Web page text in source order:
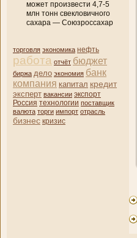
может произвести 4,7-5
млн тонн свекловичного
сахара — Союзроссахар
торговля экономика нефть
работа отчёт бюджет
биржа дело экономия банк
компани­я капитал кредит
эксперт вакансии экспорт
Россия технологии поставщик
валюта торги импорт отрасль
бизнес кризис